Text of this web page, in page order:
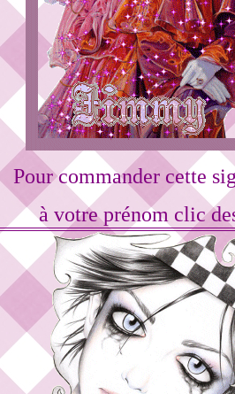
Pour commander cette
à votre prénom clic